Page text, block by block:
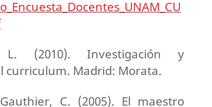
L. (2010). Investigación y
curriculum. Madrid: Morata.
C. (2005). El maestro